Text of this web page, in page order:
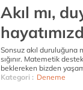
Akıl mı,
Sonsuz akıl duruluğuna
sığınır. Matemetik
beklereken bizden
Kategori : Deneme